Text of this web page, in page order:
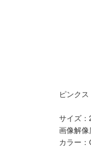
ピンク
サイズ：
画像解
カラー